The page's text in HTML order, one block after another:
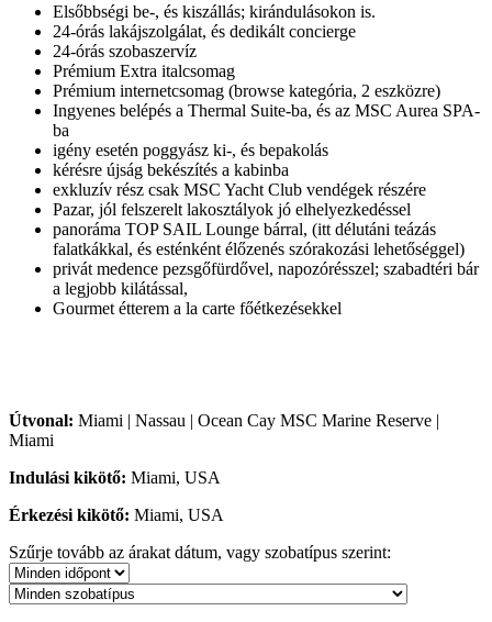
Elsőbbségi be-, és kiszállás; kirándulásokon is.
24-órás lakájszolgálat, és dedikált concierge
24-órás szobaszervíz
Prémium Extra italcsomag
Prémium internetcsomag (browse kategória, 2 eszközre)
Ingyenes belépés a Thermal Suite-ba, és az MSC Aurea SPA-
ba
igény esetén poggyász ki-, és bepakolás
kérésre újság bekészítés a kabinba
exkluzív rész csak MSC Yacht Club vendégek részére
Pazar, jól felszerelt lakosztályok jó elhelyezkedéssel
panoráma TOP SAIL Lounge bárral, (itt délutáni teázás
falatkákkal, és esténként élőzenés szórakozási lehetőséggel)
privát medence pezsgőfürdővel, napozórésszel; szabadtéri bár
a legjobb kilátással,
Gourmet étterem a la carte főétkezésekkel
Útvonal: Miami | Nassau | Ocean Cay MSC Marine Reserve |
Miami
Indulási kikötő: Miami, USA
Érkezési kikötő: Miami, USA
Szűrje tovább az árakat dátum, vagy szobatípus szerint: